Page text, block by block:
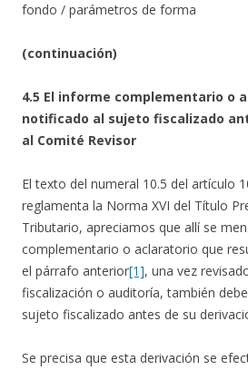
fondo / parámetros de forma
(continuación)
4.5 El informe complementario o
notificado al sujeto fiscalizado
al Comité Revisor
El texto del numeral 10.5 del artículo
reglamenta la Norma XVI del Título
Tributario, apreciamos que allí se
complementario o aclaratorio que
el párrafo anterior[1], una vez
fiscalización o auditoría, también
sujeto fiscalizado antes de su
Se precisa que esta derivación se